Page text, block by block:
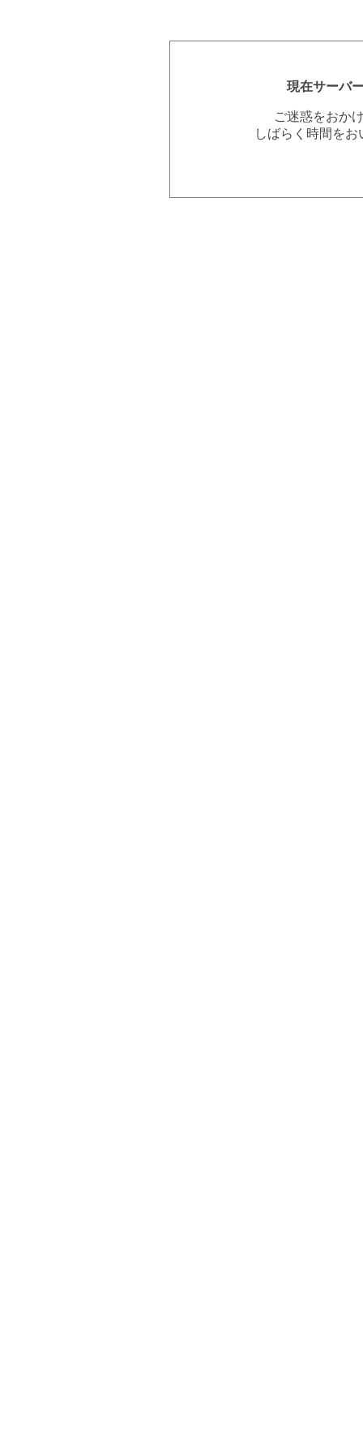
現在サーバ
ご迷惑をおか
しばらく時間を